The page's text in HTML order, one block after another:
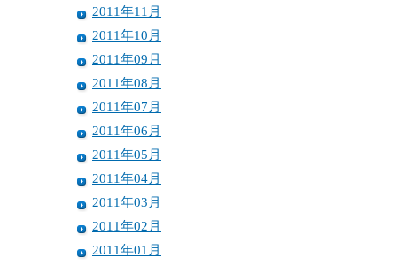
2011年11月
2011年10月
2011年09月
2011年08月
2011年07月
2011年06月
2011年05月
2011年04月
2011年03月
2011年02月
2011年01月